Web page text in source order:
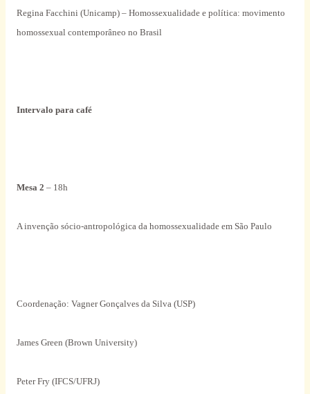
Regina Facchini (Unicamp) – Homossexualidade e política: movimento
homossexual contemporâneo no Brasil
Intervalo para café
Mesa 2 – 18h
A invenção sócio-antropológica da homossexualidade em São Paulo
Coordenação: Vagner Gonçalves da Silva (USP)
James Green (Brown University)
Peter Fry (IFCS/UFRJ)